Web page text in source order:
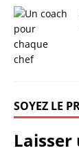
SOYEZ LE